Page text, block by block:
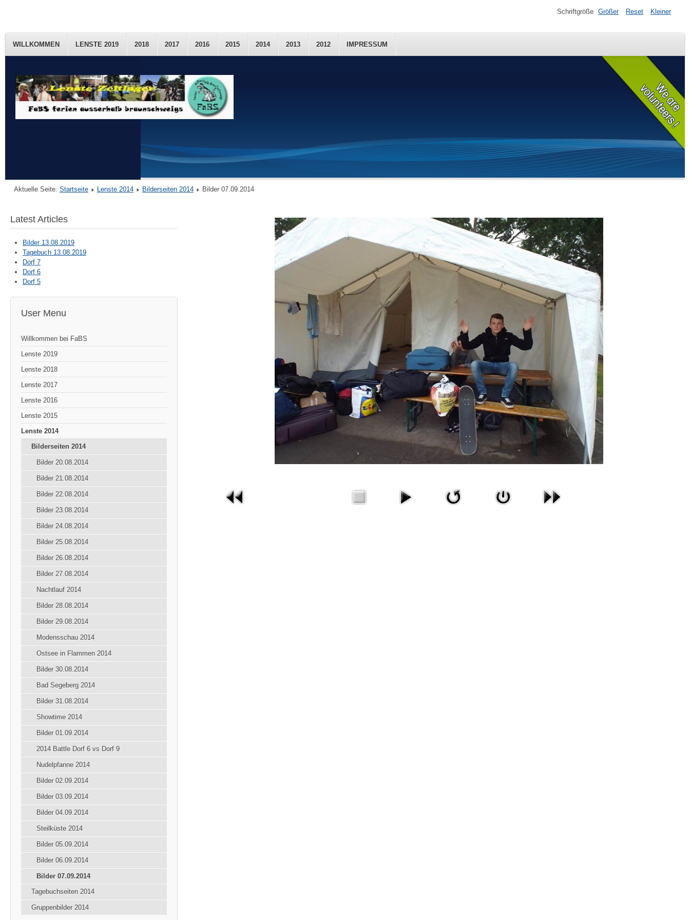
WILLKOMMEN LENSTE 2019 2018 2017 2016 2015 2014 2013 2012 IMPRESSUM
Schriftgröße Größer Reset Kleiner
Aktuelle Seite: Startseite Lenste 2014 Bilderseiten 2014 Bilder 07.09.2014
Latest Articles
Bilder 13.08.2019
Tagebuch 13.08.2019
Dorf 7
Dorf 6
Dorf 5
User Menu
Willkommen bei FaBS
Lenste 2019
Lenste 2018
Lenste 2017
Lenste 2016
Lenste 2015
Lenste 2014
Bilderseiten 2014
Bilder 20.08.2014
Bilder 21.08.2014
Bilder 22.08.2014
Bilder 23.08.2014
Bilder 24.08.2014
Bilder 25.08.2014
Bilder 26.08.2014
Bilder 27.08.2014
Nachtlauf 2014
Bilder 28.08.2014
Bilder 29.08.2014
Modensschau 2014
Ostsee in Flammen 2014
Bilder 30.08.2014
Bad Segeberg 2014
Bilder 31.08.2014
Showtime 2014
Bilder 01.09.2014
2014 Battle Dorf 6 vs Dorf 9
Nudelpfanne 2014
Bilder 02.09.2014
Bilder 03.09.2014
Bilder 04.09.2014
Steilküste 2014
Bilder 05.09.2014
Bilder 06.09.2014
Bilder 07.09.2014
Tagebuchseiten 2014
Gruppenbilder 2014